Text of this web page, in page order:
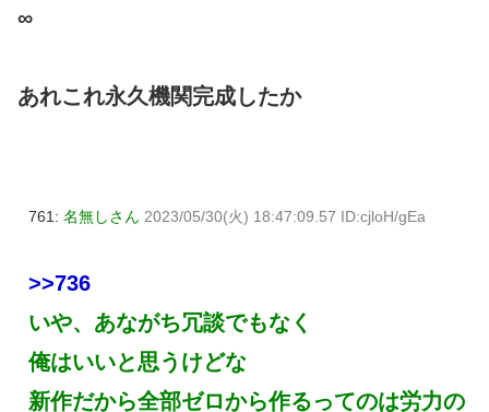
∞
あれこれ永久機関完成したか
761: 名無しさん 2023/05/30(火) 18:47:09.57 ID:cjloH/gEa
>>736
いや、あながち冗談でもなく
俺はいいと思うけどな
新作だから全部ゼロから作るってのは労力の